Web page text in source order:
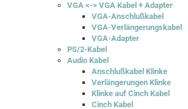
VGA <-> VGA Kabel + Adapter
VGA-Anschlußkabel
VGA-Verlängerungskabel
VGA-Adapter
PS/2-Kabel
Audio Kabel
Anschlußkabel Klinke
Verlängerungen Klinke
Klinke auf Cinch Kabel
Cinch Kabel